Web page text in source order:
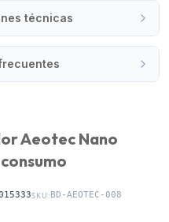
técnicas
Aeotec Nano
SKU:BD-AEOTEC-008